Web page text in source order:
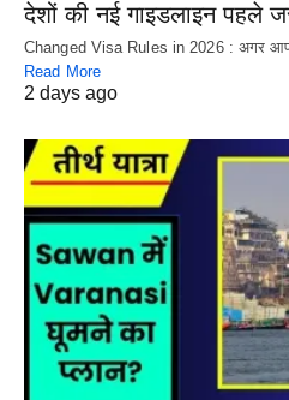
देशों की नई गाइडलाइन पहले
Changed Visa Rules in 2026 : अगर
Read More
2 days ago